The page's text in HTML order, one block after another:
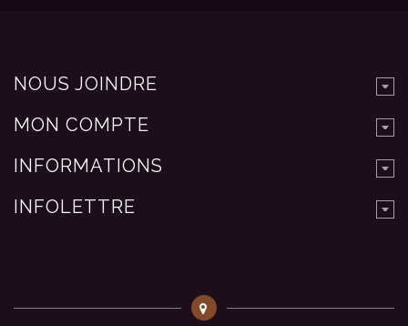
NOUS JOINDRE
MON COMPTE
INFORMATIONS
INFOLETTRE